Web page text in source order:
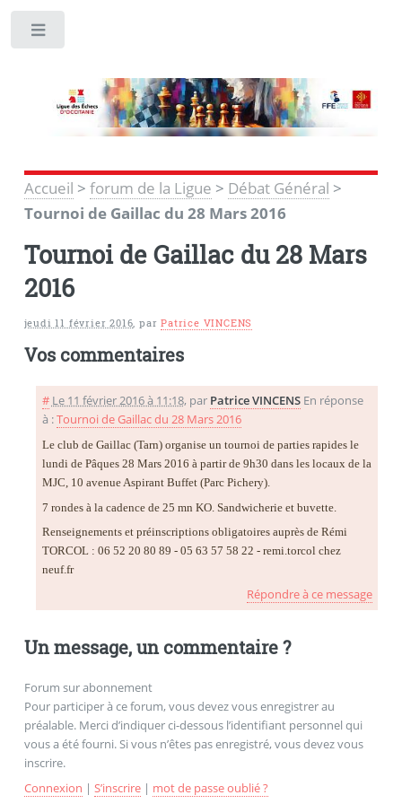
Accueil > forum de la Ligue > Débat Général >
Tournoi de Gaillac du 28 Mars 2016
Tournoi de Gaillac du 28 Mars
2016
jeudi 11 février 2016,parPatrice VINCENS
Vos commentaires
# Le 11 février 2016 à 11:18, par Patrice VINCENS En réponse
à :Tournoi de Gaillac du 28 Mars 2016
Le club de Gaillac (Tarn) organise un tournoi de parties rapides le
lundi de Pâques 28 Mars 2016 à partir de 9h30 dans les locaux de la
MJC, 10 avenue Aspirant Buffet (Parc Pichery).
7 rondes à la cadence de 25 mn KO. Sandwicherie et buvette.
Renseignements et préinscriptions obligatoires auprès de Rémi
TORCOL : 06 52 20 80 89 - 05 63 57 58 22 - remi.torcolchez
neuf.fr
Répondre à ce message
Un message, un commentaire ?
Forum sur abonnement
Pour participer à ce forum, vous devez vous enregistrer au
préalable. Merci d’indiquer ci-dessous l’identifiant personnel qui
vous a été fourni. Si vous n’êtes pas enregistré, vous devez vous
inscrire.
Connexion | S’inscrire| mot de passe oublié ?